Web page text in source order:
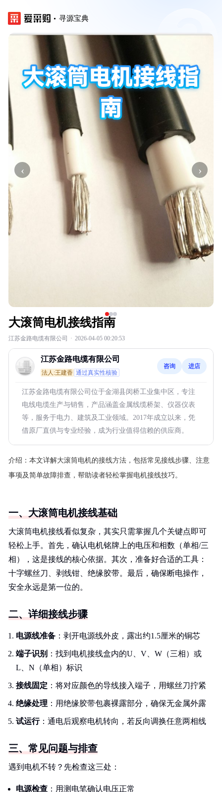
寻源宝典
‹ ›
大滚筒电机接线指南
江苏金路电缆有限公司 · 2026-04-05 00:20:53
江苏金路电缆有限公司
法人:王建香 通过真实性核验
咨询 进店
江苏金路电缆有限公司位于金湖县闵桥工业集中区，专注
电线电缆生产与销售，产品涵盖金属线缆桥架、仪器仪表
等，服务于电力、建筑及工业领域。2017年成立以来，凭
借原厂直供与专业经验，成为行业值得信赖的供应商。
介绍： 本文详解大滚筒电机的接线方法，包括常见接线步骤、注意
事项及简单故障排查，帮助读者轻松掌握电机接线技巧。
一、大滚筒电机接线基础
大滚筒电机接线看似复杂，其实只需掌握几个关键点即可
轻松上手。首先，确认电机铭牌上的电压和相数（单相/三
相），这是接线的核心依据。其次，准备好合适的工具：
十字螺丝刀、剥线钳、绝缘胶带。最后，确保断电操作，
安全永远是第一位的。
二、详细接线步骤
电源线准备 ：剥开电源线外皮，露出约1.5厘米的铜芯
端子识别 ：找到电机接线盒内的U、V、W（三相）或
L、N（单相）标识
接线固定 ：将对应颜色的导线接入端子，用螺丝刀拧紧
绝缘处理 ：用绝缘胶带包裹裸露部分，确保无金属外露
试运行：通电后观察电机转向，若反向调换任意两相线
三、常见问题与排查
遇到电机不转？先检查这三处：
电源检查 ：用测电笔确认电压正常